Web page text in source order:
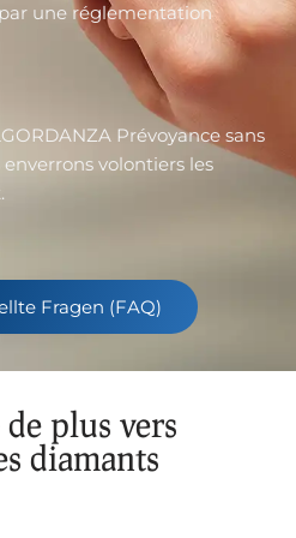
une réglementation
Prévoyance sans
volontiers les
Fragen (FAQ)
plus vers
diamants